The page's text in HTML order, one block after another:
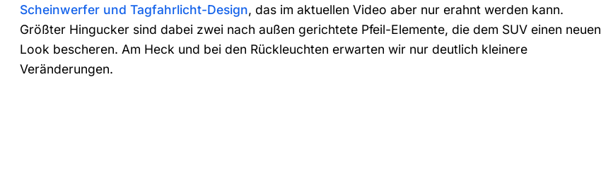
Scheinwerfer und Tagfahrlicht-Design, das im aktuellen Video aber nur erahnt werden kann.
Größter Hingucker sind dabei zwei nach außen gerichtete Pfeil-Elemente, die dem SUV einen neuen
Look bescheren. Am Heck und bei den Rückleuchten erwarten wir nur deutlich kleinere
Veränderungen.